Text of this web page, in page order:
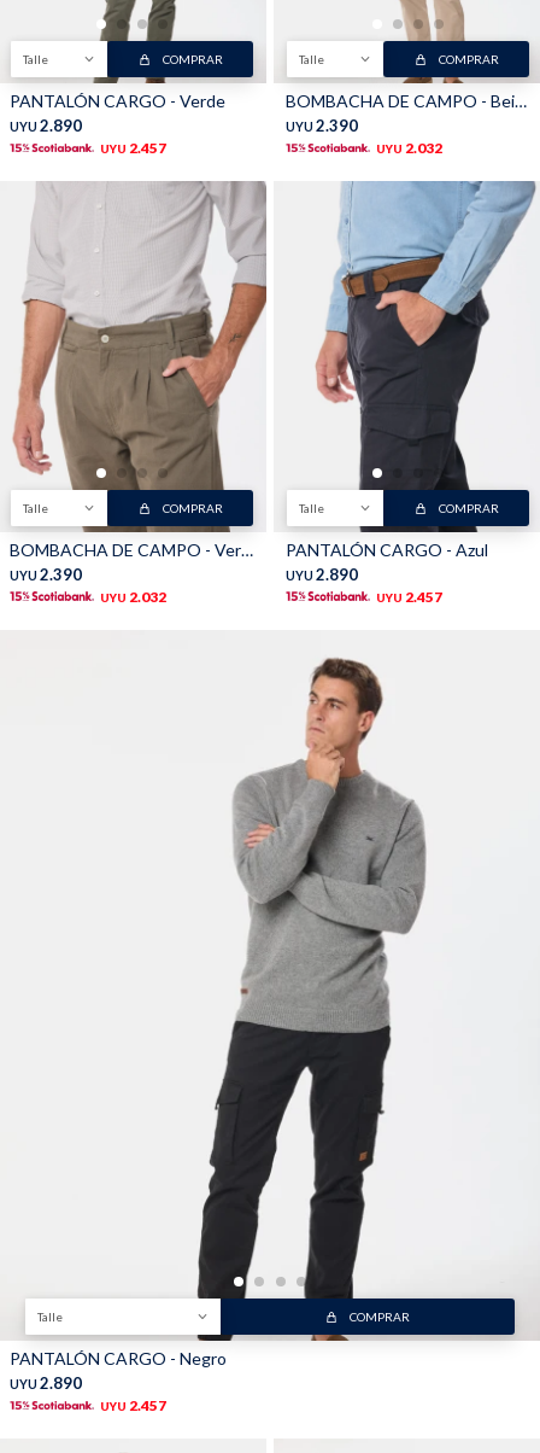
Talle COMPRAR
PANTALÓN CARGO - Verde
UYU 2.890
UYU 2.457
Talle COMPRAR
BOMBACHA DE CAMPO - Beige
UYU 2.390
UYU 2.032
Talle COMPRAR
BOMBACHA DE CAMPO - Verde
UYU 2.390
UYU 2.032
Talle COMPRAR
PANTALÓN CARGO - Azul
UYU 2.890
UYU 2.457
Talle COMPRAR
PANTALÓN CARGO - Negro
UYU 2.890
UYU 2.457